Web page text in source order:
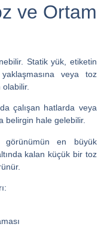
ve Ortam
Statik yük, etiketin
veya toz
çalışan hatlarda veya
belirgin hale gelebilir.
en büyük
kalan küçük bir toz